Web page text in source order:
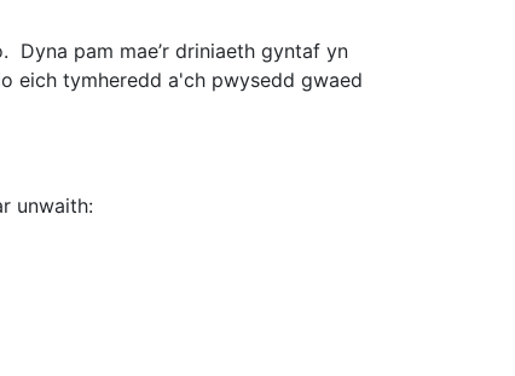
pam mae’r driniaeth gyntaf yn
eich tymheredd a'ch pwysedd gwaed
unwaith: